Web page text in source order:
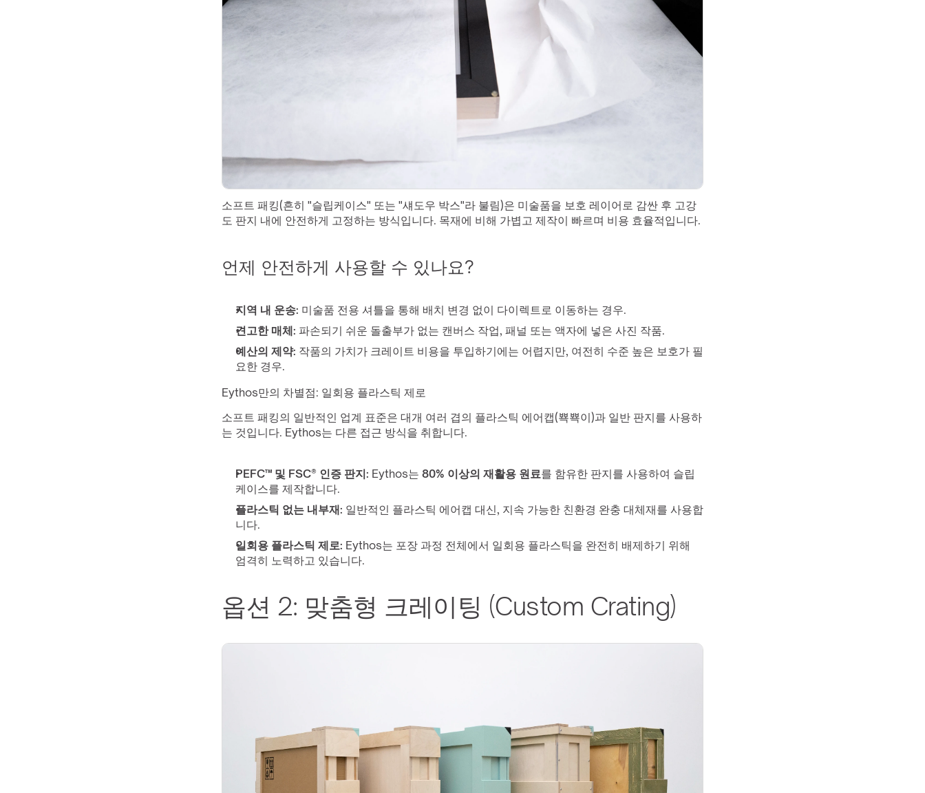
소프트 패킹(흔히 "슬립케이스" 또는 "섀도우 박스"라 불림)은 미술품을 보호 레이어로 감싼 후 고강
도 판지 내에 안전하게 고정하는 방식입니다. 목재에 비해 가볍고 제작이 빠르며 비용 효율적입니다.
언제 안전하게 사용할 수 있나요?
지역 내 운송: 미술품 전용 셔틀을 통해 배치 변경 없이 다이렉트로 이동하는 경우.
견고한 매체: 파손되기 쉬운 돌출부가 없는 캔버스 작업, 패널 또는 액자에 넣은 사진 작품.
예산의 제약: 작품의 가치가 크레이트 비용을 투입하기에는 어렵지만, 여전히 수준 높은 보호가 필
요한 경우.
Eythos만의 차별점: 일회용 플라스틱 제로
소프트 패킹의 일반적인 업계 표준은 대개 여러 겹의 플라스틱 에어캡(뾱뾱이)과 일반 판지를 사용하
는 것입니다. Eythos는 다른 접근 방식을 취합니다.
PEFC™ 및 FSC® 인증 판지: Eythos는 80% 이상의 재활용 원료를 함유한 판지를 사용하여 슬립
케이스를 제작합니다.
플라스틱 없는 내부재: 일반적인 플라스틱 에어캡 대신, 지속 가능한 친환경 완충 대체재를 사용합
니다.
일회용 플라스틱 제로: Eythos는 포장 과정 전체에서 일회용 플라스틱을 완전히 배제하기 위해
엄격히 노력하고 있습니다.
옵션 2: 맞춤형 크레이팅 (Custom Crating)